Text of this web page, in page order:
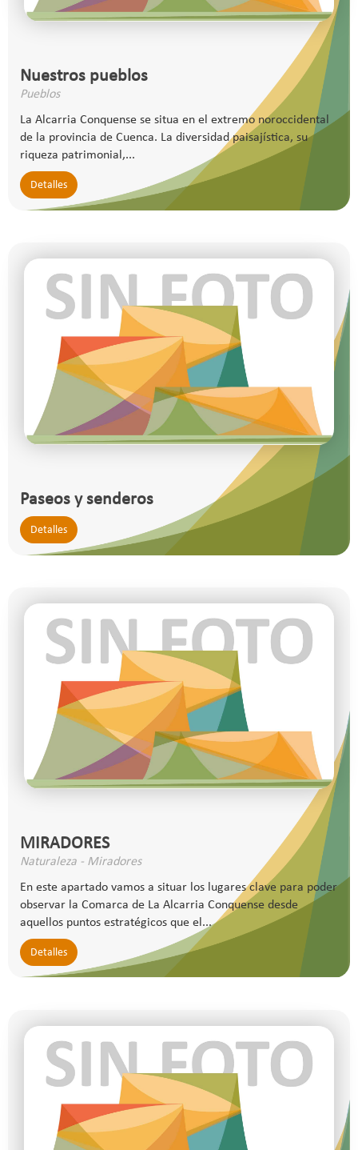
Nuestros pueblos
Pueblos
La Alcarria Conquense se situa en el extremo noroccidental
de la provincia de Cuenca. La diversidad paisajística, su
riqueza patrimonial,...
Detalles
Paseos y senderos
Detalles
MIRADORES
Naturaleza - Miradores
En este apartado vamos a situar los lugares clave para poder
observar la Comarca de La Alcarria Conquense desde
aquellos puntos estratégicos que el...
Detalles